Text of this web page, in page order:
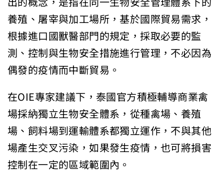
養殖、屠宰與加工場所，基於國際貿易需求，
根據進口國獸醫部門的規定，採取必要的監
測、控制與生物安全措施進行管理，不必因為
偶發的疫情而中斷貿易。
在OIE專家建議下，泰國官方積極輔導商業禽
場採納獨立生物安全體系，從種禽場、養殖
場、飼料場到運輸體系都獨立運作，不與其他
場產生交叉污染，如果發生疫情，也可將損害
控制在一定的區域範圍內。